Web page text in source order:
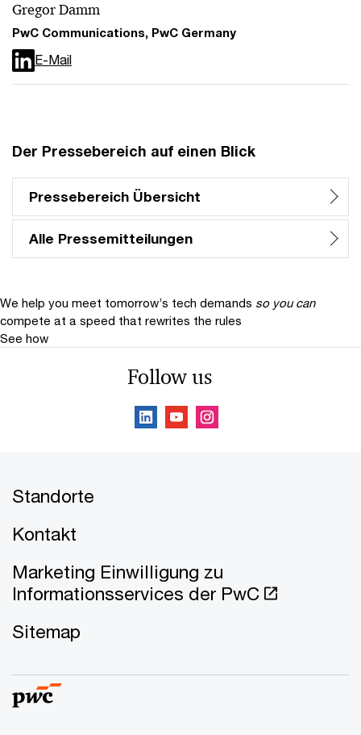
Gregor Damm
PwC Communications, PwC Germany
E-Mail
Der Pressebereich auf einen Blick
Pressebereich Übersicht
Alle Pressemitteilungen
We help you meet tomorrow’s tech demands so you can
compete at a speed that rewrites the rules
See how
Follow us
Standorte
Kontakt
Marketing Einwilligung zu
Informationsservices der PwC
Sitemap